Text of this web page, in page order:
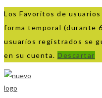
Los Favoritos de
forma temporal (durante
usuarios registrados se
en su cuenta. Descartar
Ir
al